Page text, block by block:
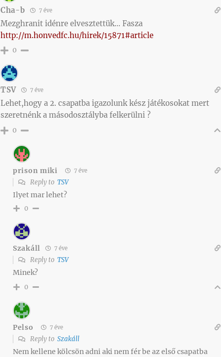
Cha-b 7 éve
Mezghranit idénre elvesztettük… Fasza
http://m.honvedfc.hu/hirek/15871#article
0
TSV 7 éve
Lehet,hogy a 2. csapatba igazolunk kész játékosokat mert
szeretnénk a másodosztályba felkerülni ?
0
prison miki 7 éve
Reply to TSV
Ilyet mar lehet?
0
Szakáll 7 éve
Reply to TSV
Minek?
0
Pelso 7 éve
Reply to Szakáll
Nem kellene kölcsön adni aki nem fér be az első csapatba